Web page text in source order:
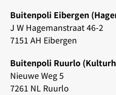
Buitenpoli Eibergen
J W Hagemanstraat 46-2
7151 AH Eibergen
Buitenpoli Ruurlo
Nieuwe Weg 5
7261 NL Ruurlo